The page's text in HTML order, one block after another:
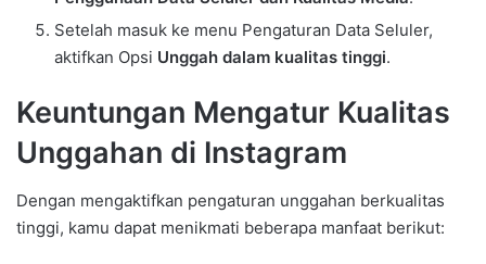
Setelah masuk ke menu Pengaturan Data Seluler,
aktifkan Opsi Unggah dalam kualitas tinggi.
Keuntungan Mengatur Kualitas
Unggahan di Instagram
Dengan mengaktifkan pengaturan unggahan berkualitas
tinggi, kamu dapat menikmati beberapa manfaat berikut: